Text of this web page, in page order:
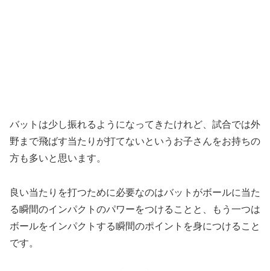
バットは少し振れるようになってきたけれど、試合では外
野まで飛ばす当たりが打てないというお子さんをお持ちの
方も多いと思います。
良い当たりを打つために必要なのはバットがボールに当た
る瞬間のインパクトのパワーをつけることと、もう一つは
ボールをインパクトする瞬間のポイントを身につけること
です。